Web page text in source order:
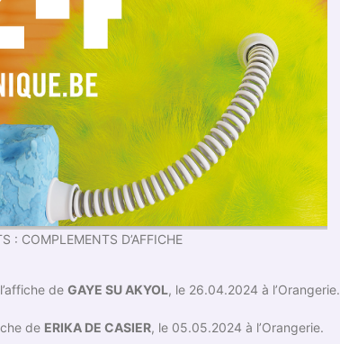
: COMPLEMENTS D’AFFICHE
de GAYE SU AKYOL, le 26.04.2024 à l’Orangerie.
de ERIKA DE CASIER, le 05.05.2024 à l’Orangerie.